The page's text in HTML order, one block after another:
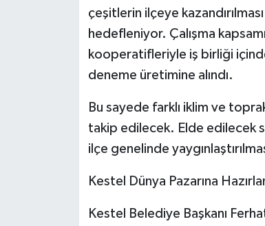
çeşitlerin ilçeye
hedefleniyor. Çalışma
kooperatifleriyle iş birliği
deneme üretimine alındı.
Bu sayede farklı iklim ve
takip edilecek. Elde edilecek
ilçe genelinde
Kestel Dünya Pazarına
Kestel Belediye Başkanı